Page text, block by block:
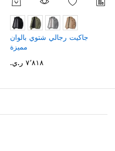
جاكيت رجالي شتوي بالوان
مميزة
٧٬٨١٨ ر.ي.‏